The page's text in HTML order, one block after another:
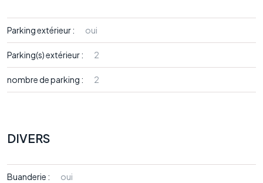
Parking extérieur : oui
Parking(s) extérieur : 2
nombre de parking : 2
DIVERS
Buanderie : oui